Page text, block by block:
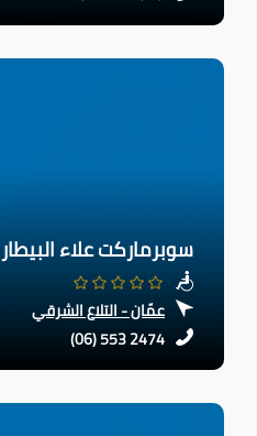
سوبرماركت علاء البيطار
عمّان - التلاع الشرقي
(06) 553 2474